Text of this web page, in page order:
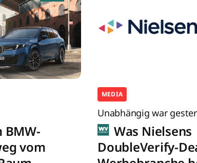
BMW-
vom
MEDIA
Unabhängig war
Was Nielsens
DoubleVerify-